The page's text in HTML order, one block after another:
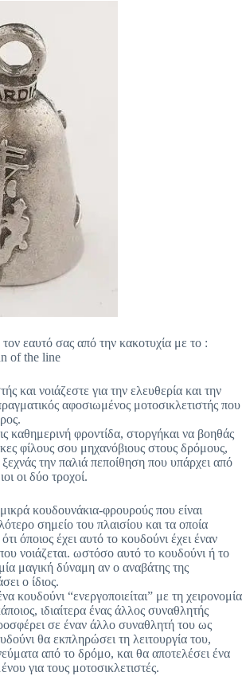
εαυτό σας από την κακοτυχία με το :
of the line
και νοιάζεστε για την ελευθερία και την
αφοσιωμένος μοτοσικλετιστής που
καθημερινή φροντίδα, στοργήκαι να βοηθάς
φίλους σου μηχανόβιους στους δρόμους,
την παλιά πεποίθηση που υπάρχει από
οι δύο τροχοί.
κουδουνάκια-φρουρούς που είναι
σημείο του πλαισίου και τα οποία
όποιος έχει αυτό το κουδούνι έχει έναν
νοιάζεται. ωστόσο αυτό το κουδούνι ή το
μαγική δύναμη αν ο αναβάτης της
ο ίδιος.
κουδούνι “ενεργοποιείται” με τη χειρονομία
ιδιαίτερα ένας άλλος συναθλητής
σε έναν άλλο συναθλητή του ως
θα εκπληρώσει τη λειτουργία του,
από το δρόμο, και θα αποτελέσει ένα
για τους μοτοσικλετιστές.